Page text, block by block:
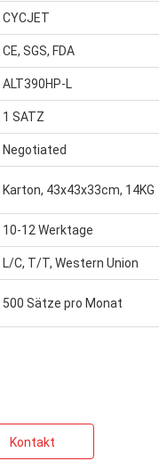
CYCJET
CE, SGS, FDA
ALT390HP-L
1 SATZ
Negotiated
Karton, 43x43x33cm, 14KG
10-12 Werktage
L/C, T/T, Western Union
500 Sätze pro Monat
Kontakt